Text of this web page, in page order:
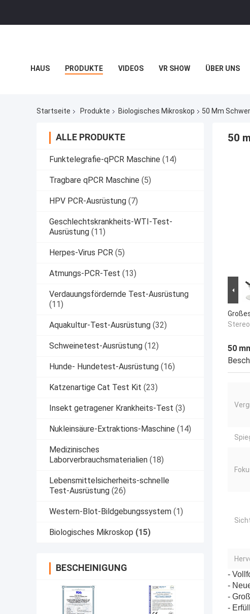
HAUS PRODUKTE VIDEOS VR SHOW ÜBER UNS
Startseite Produkte Biologisches Mikroskop 50 Mm
ALLE PRODUKTE
Funktelegrafie-qPCR Maschine (14)
Tragbare qPCR Maschine (5)
HPV PCR-Ausrüstung (7)
Geschlechtskrankheits-WTI-Test-
Ausrüstung (11)
Herpes-Virus PCR (5)
Atmungs-PCR-Test (13)
Verdauungsfördernde Test-Ausrüstung
(11)
Aquakultur-Test-Ausrüstung (32)
Schweinetest-Ausrüstung (12)
Hunde- Hundetest-Ausrüstung (16)
Katzenartige Cat Test Kit (23)
Insekt getragener Krankheits-Test (3)
Nukleinsäure-Extraktions-Maschine (14)
Medizinisches
Laborverbrauchsmaterialien (18)
Lebensmittelsicherheits-schnelle
Test-Ausrüstung (26)
Western-Blot-Bildgebungssystem (1)
Biologisches Mikroskop (15)
BESCHEINIGUNG
50
50
-
-
-
-